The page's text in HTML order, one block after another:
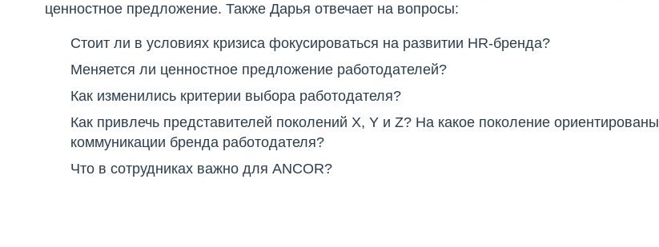
ценностное предложение. Также Дарья отвечает на вопросы:
Стоит ли в условиях кризиса фокусироваться на развитии HR-бренда?
Меняетcя ли ценностное предложение работодателей?
Как изменились критерии выбора работодателя?
Как привлечь представителей поколений X, Y и Z? На какое поколение ориентированы
коммуникации бренда работодателя?
Что в сотрудниках важно для ANCOR?